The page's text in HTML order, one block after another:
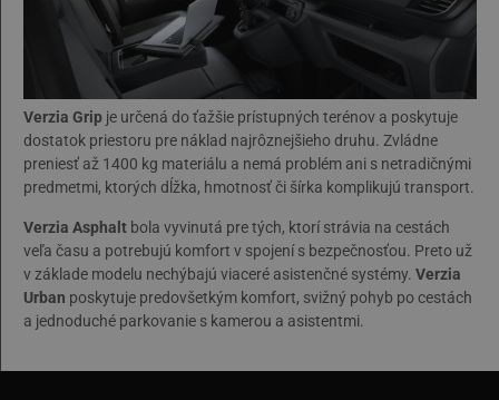
Verzia Grip je určená do ťažšie prístupných terénov a poskytuje
dostatok priestoru pre náklad najrôznejšieho druhu. Zvládne
preniesť až 1400 kg materiálu a nemá problém ani s netradičnými
predmetmi, ktorých dĺžka, hmotnosť či šírka komplikujú transport.
Verzia Asphalt bola vyvinutá pre tých, ktorí strávia na cestách
veľa času a potrebujú komfort v spojení s bezpečnosťou. Preto už
v základe modelu nechýbajú viaceré asistenčné systémy. Verzia
Urban poskytuje predovšetkým komfort, svižný pohyb po cestách
a jednoduché parkovanie s kamerou a asistentmi.